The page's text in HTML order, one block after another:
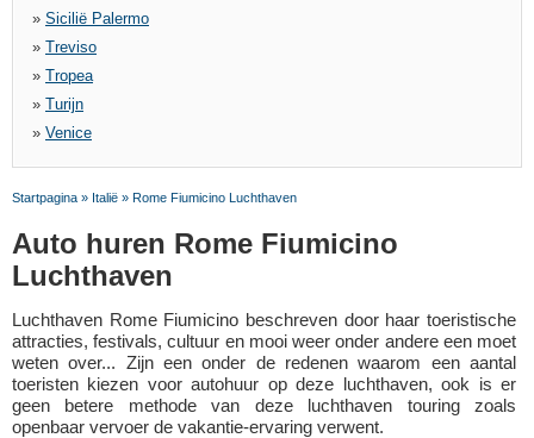
» Sicilië Palermo
» Treviso
» Tropea
» Turijn
» Venice
Startpagina » Italië » Rome Fiumicino Luchthaven
Auto huren Rome Fiumicino
Luchthaven
Luchthaven Rome Fiumicino beschreven door haar toeristische
attracties, festivals, cultuur en mooi weer onder andere een moet
weten over... Zijn een onder de redenen waarom een aantal
toeristen kiezen voor autohuur op deze luchthaven, ook is er
geen betere methode van deze luchthaven touring zoals
openbaar vervoer de vakantie-ervaring verwent.